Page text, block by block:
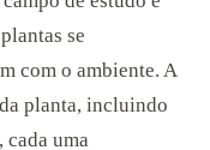
se
com o ambiente. A
planta, incluindo
cada uma